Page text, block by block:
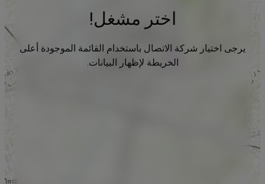
اختر مشغل!
يرجى اختيار شركة الاتصال باستخدام القائمة الموجودة أعلى
الخريطة لإظهار البيانات.